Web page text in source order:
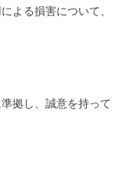
よる損害について、
拠し、誠意を持って